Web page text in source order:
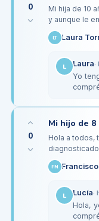
0
Mi hija de 10
y aunque le
pies le
escuchado
LT Laura
L Laura·
Yo
arco
0
Hola a todos,
al caminar o
plantillas…
FN
L Lucía·
Hola,